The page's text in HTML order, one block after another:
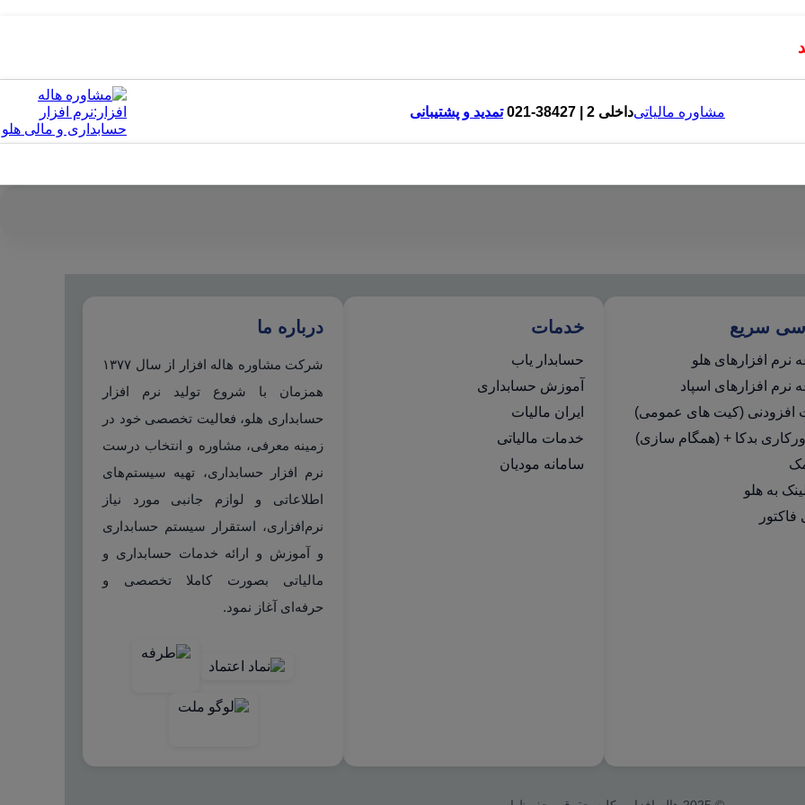
مشاوره مالیاتیداخلی 2 | 38427-021 تمدید و پشتیبانی
سریع
نرم افزارهای هلو
نرم افزارهای اسپاد
افزودنی (کیت های عمومی)
بدکا + (همگام سازی)
خدمات
حسابدار یاب
آموزش حسابداری
ایران مالیات
خدمات مالیاتی
سامانه مودیان
درباره ما
شرکت مشاوره هاله افزار از سال ۱۳۷۷
همزمان با شروع تولید نرم افزار
حسابداری هلو، فعالیت تخصصی خود در
زمینه معرفی، مشاوره و انتخاب درست
نرم افزار حسابداری، تهیه سیستم‌های
اطلاعاتی و لوازم جانبی مورد نیاز
نرم‌افزاری، استقرار سیستم حسابداری
و آموزش و ارائه خدمات حسابداری و
مالیاتی بصورت کاملا تخصصی و
حرفه‌ای آغاز نمود.